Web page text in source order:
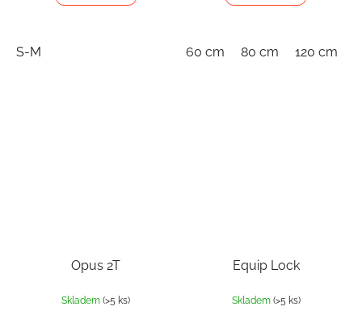
S-M 60 cm 80 cm 120 cm
Opus 2T
Skladem(>5 ks)
Equip Lock
Skladem (>5 ks)